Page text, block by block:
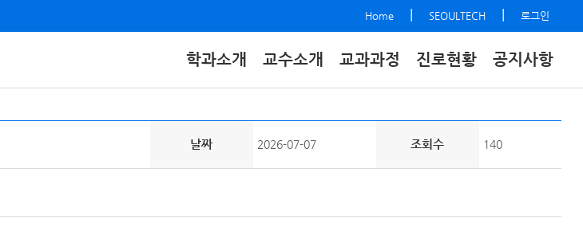
Home SEOULTECH 로그인
학과소개 교수소개 교과과정 진로현황 공지사항
날짜 2026-07-07 조회수 140